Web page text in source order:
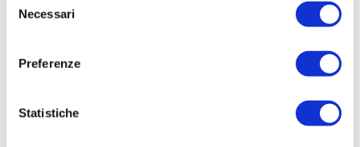
delNecessari
Preferenze
Statistiche